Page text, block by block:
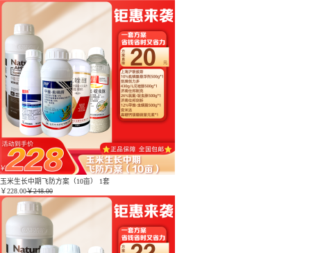
玉米生长中期飞防方案（10亩） 1套
￥228.00￥248.00